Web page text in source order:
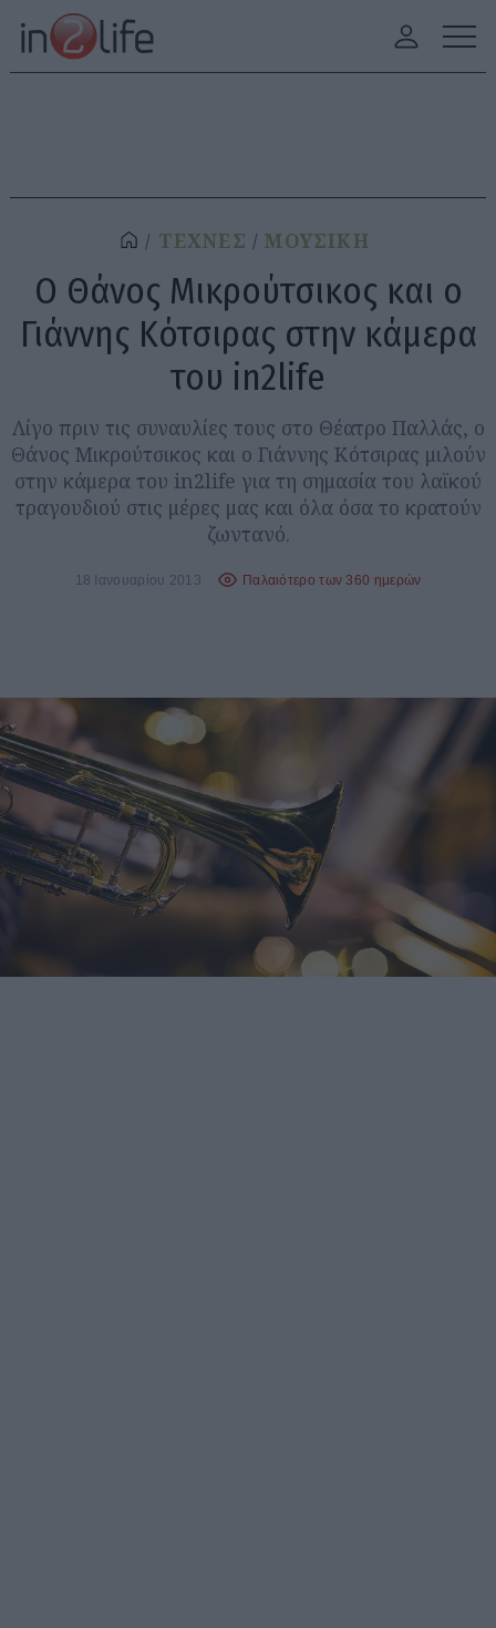
ΤΕΧΝΕΣ ΜΟΥΣΙΚΗ
O Θάνος Μικρούτσικος και o
Γιάννης Κότσιρας στην κάμερα
του in2life
Λίγο πριν τις συναυλίες τους στο Θέατρο Παλλάς, ο
Θάνος Μικρούτσικος και ο Γιάννης Κότσιρας μιλούν
στην κάμερα του in2life για τη σημασία του λαϊκού
τραγουδιού στις μέρες μας και όλα όσα το κρατούν
ζωντανό.
18 Ιανουαρίου 2013 Παλαιότερο των 360 ημερών